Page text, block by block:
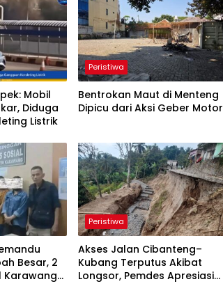
Mobil
Diduga
Listrik
Peristiwa
Bentrokan Maut di Menteng
Dipicu dari Aksi Geber Motor
Besar, 2
Karawang
Peristiwa
Akses Jalan Cibanteng–
Kubang Terputus Akibat
Longsor, Pemdes Apresiasi